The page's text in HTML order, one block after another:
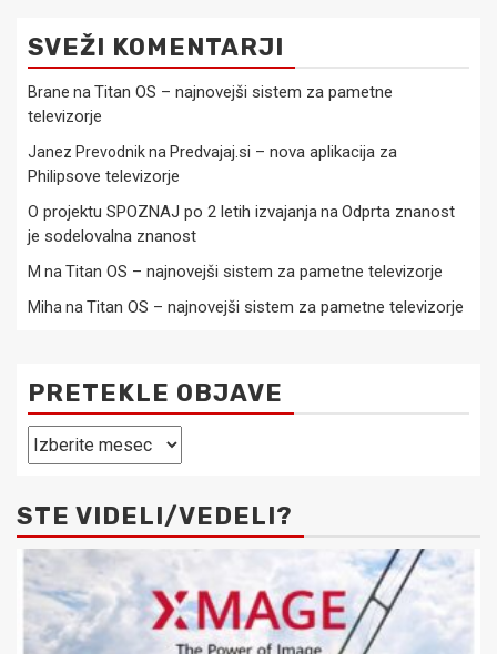
SVEŽI KOMENTARJI
Brane na Titan OS – najnovejši sistem za pametne
televizorje
Janez Prevodnikna Predvajaj.si – nova aplikacija za
Philipsove televizorje
O projektu SPOZNAJ po 2 letih izvajanjana Odprta znanost
je sodelovalna znanost
M na Titan OS – najnovejši sistem za pametne televizorje
Miha na Titan OS – najnovejši sistem za pametne televizorje
PRETEKLE OBJAVE
Pretekle
objave
STE VIDELI/VEDELI?